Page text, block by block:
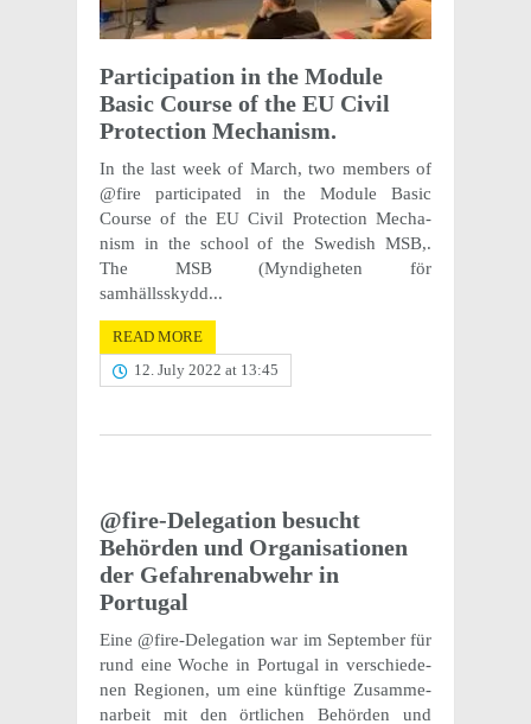
Partic­i­pa­tion in the Module
Basic Course of the EU Civil
Protec­tion Mechanism.
In the last week of March, two members of
@fire partic­i­pated in the Module Basic
Course of the EU Civil Protec­tion Mech­a­
nism in the school of the Swedish MSB,.
The MSB (Myndigheten för
samhällsskydd...
READ MORE
12. July 2022 at 13:45
@fire-Delegation besucht
Behör­den und Organ­i­sa­tio­nen
der Gefahren­ab­wehr in
Portugal
Eine @fire-Delegation war im Septem­ber für
rund eine Woche in Portu­gal in verschiede­
nen Regio­nen, um eine künftige Zusam­me­
nar­beit mit den örtlichen Behör­den und